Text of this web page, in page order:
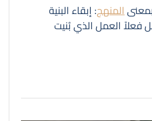
المنهج: إبقاء البنية
فعلاً العمل الذي بُنيت